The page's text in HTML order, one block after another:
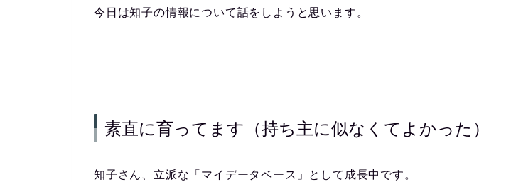
今日は知子の情報について話をしようと思います。
素直に育ってます（持ち主に似なくてよかった）
知子さん、立派な「マイデータベース」として成長中です。